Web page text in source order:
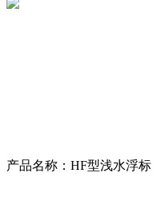
产品名称：HF型浅水浮标